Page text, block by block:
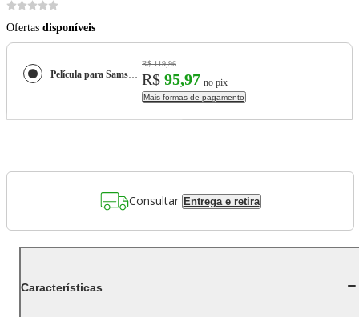
Ofertas disponíveis
Película para Samsung Galaxy S21 Ultra 5G - Frente e Verso - Full Body Armor 360° - Gshield
R$ 119,96
R$ 95,97 no pix
Mais formas de pagamento
Consultar Entrega e retira
Características